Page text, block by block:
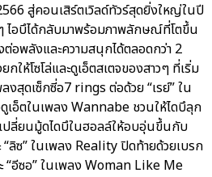
สู่คอนเสิร์ตเวิลด์ทัวร์สุดยิ่งใหญ่ในปี
ไอบึได้กลับมาพร้อมภาพลักษณ์ที่โตขึ้น
อพลังและความสนุกได้ตลอดกว่า 2
กให้โซโล่และดูเอ็ตสเตจของสาวๆ ที่เริ่ม
งสุดเซ็กซี่อ7 rings ต่อด้วย “เรย์” ใน
เอ็ตในเพลง Wannabe ชวนให้ไดบึลุก
ลี่ยนมู้ดไดบึในฮอลล์ให้อบอุ่นขึ้นกับ
“ลิซ” ในเพลง Reality ปิดท้ายด้วยเบรก
“อีซอ” ในเพลง Woman Like Me